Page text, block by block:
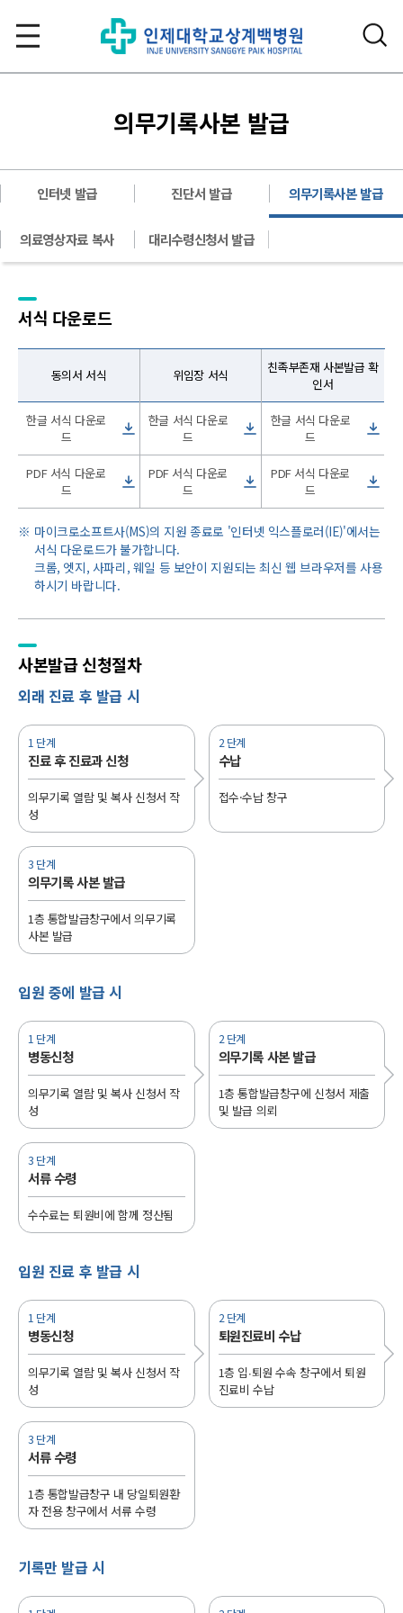
의무기록사본 발급
인터넷 발급 진단서 발급 의무기록사본 발급
의료영상자료 복사 대리수령신청서 발급
서식 다운로드
동의서 서식 위임장 서식
친족부존재 사본발급 확
인서
한글 서식 다운로
드
한글 서식 다운로
드
한글 서식 다운로
드
PDF 서식 다운로
드
PDF 서식 다운로
드
PDF 서식 다운로
드
마이크로소프트사(MS)의 지원 종료로 '인터넷 익스플로러(IE)'에서는
서식 다운로드가 불가합니다.
크롬, 엣지, 사파리, 웨일 등 보안이 지원되는 최신 웹 브라우저를 사용
하시기 바랍니다.
사본발급신청절차
외래 진료 후 발급 시
1 단계
진료 후 진료과 신청
의무기록 열람 및 복사 신청서 작
성
2 단계
수납
접수·수납 창구
3 단계
의무기록 사본 발급
1층 통합발급창구에서 의무기록
사본 발급
입원 중에 발급 시
1 단계
병동신청
의무기록 열람 및 복사 신청서 작
성
2 단계
의무기록 사본 발급
1층 통합발급창구에 신청서 제출
및 발급 의뢰
3 단계
서류 수령
수수료는 퇴원비에 함께 정산됨
입원 진료 후 발급 시
1 단계
병동신청
의무기록 열람 및 복사 신청서 작
성
2 단계
퇴원진료비 수납
1층 입∙퇴원 수속 창구에서 퇴원
진료비 수납
3 단계
서류 수령
1층 통합발급창구 내 당일퇴원환
자 전용 창구에서 서류 수령
기록만 발급 시